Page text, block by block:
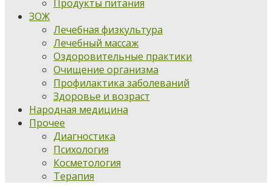
Продукты питания
ЗОЖ
Лечебная физкультура
Лечебный массаж
Оздоровительные практики
Очищение организма
Профилактика заболеваний
Здоровье и возраст
Народная медицина
Прочее
Диагностика
Психология
Косметология
Терапия